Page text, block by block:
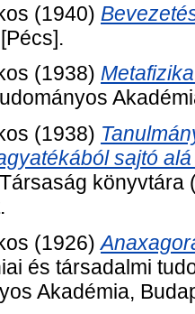
(1940)
(1938)
(1938)
sajtó
könyvtára
(1926)
és társadalmi
Akadémia,